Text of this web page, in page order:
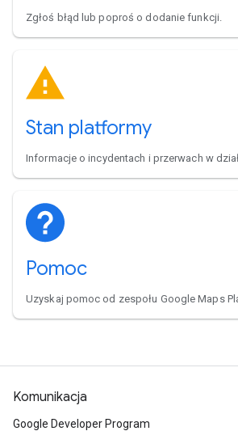
Zgłoś błąd lub poproś o dodanie funkcji.
Stan platformy
Informacje o incydentach i przerwach w
Pomoc
Uzyskaj pomoc od zespołu Google Maps
Komunikacja
Google Developer Program